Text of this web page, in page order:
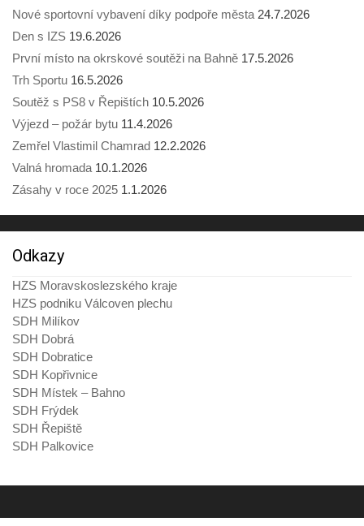
Nové sportovní vybavení díky podpoře města 24.7.2026
Den s IZS 19.6.2026
První místo na okrskové soutěži na Bahně 17.5.2026
Trh Sportu 16.5.2026
Soutěž s PS8 v Řepištích 10.5.2026
Výjezd – požár bytu 11.4.2026
Zemřel Vlastimil Chamrad 12.2.2026
Valná hromada 10.1.2026
Zásahy v roce 2025 1.1.2026
Odkazy
HZS Moravskoslezského kraje
HZS podniku Válcoven plechu
SDH Milíkov
SDH Dobrá
SDH Dobratice
SDH Kopřivnice
SDH Místek – Bahno
SDH Frýdek
SDH Řepiště
SDH Palkovice